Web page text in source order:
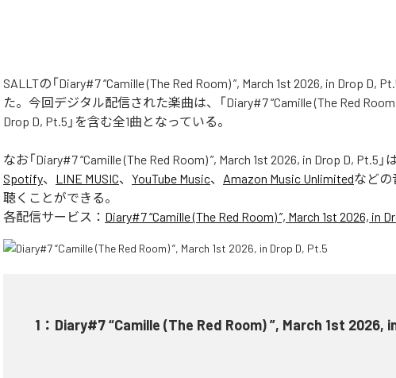
SALLTの「Diary#7 “Camille (The Red Room) ”, March 1st 2026, in Drop D,
た。今回デジタル配信された楽曲は、「Diary#7 “Camille (The Red Room)
Drop D, Pt.5」を含む全1曲となっている。
なお「Diary#7 “Camille (The Red Room) ”, March 1st 2026, in Drop D, Pt.5 」
Spotify、 LINE MUSIC、 YouTube Music、 Amazon Music Unlimitedなどの
聴くことができる。
各配信サービス： Diary#7 “Camille (The Red Room) ”, March 1st 2026, in
1 ： Diary#7 “Camille (The Red Room) ”, March 1st 2026,